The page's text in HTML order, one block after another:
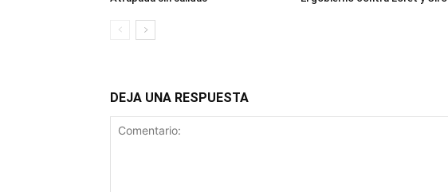
DEJA UNA RESPUESTA